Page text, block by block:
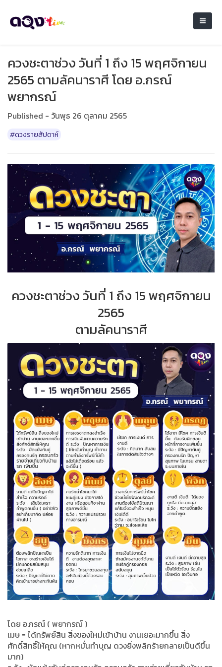
ควงชะตาช่วง วันที่ 1 ถึง 15 พฤศจิกายน
2565 ตามลัคนาราศี โดย อ.กรณ์
พยากรณ์
Published - วันพุธ 26 ตุลาคม 2565
#ดวงรายสัปดาห์
ควงชะตาช่วง วันที่ 1 ถึง 15 พฤศจิกายน
2565
ตามลัคนาราศี
โดย อ.กรณ์ ( พยากรณ์ )
เมษ = ได้ทรัพย์สิน สิ่งของใหม่เข้าบ้าน งานเยอะมากขึ้น สิ่ง
ศักดิ์สิทธิ์ให้คุณ (หากหมั่นทำบุญ ดวงยิ่งพลิกร้ายกลายเป็นดีขึ้น
มาก)